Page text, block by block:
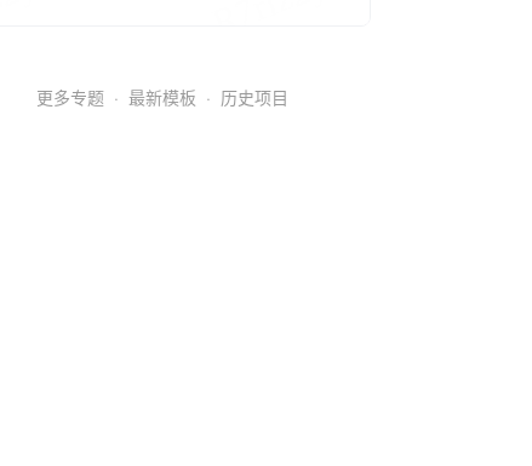
更多专题 · 最新模板 · 历史项目